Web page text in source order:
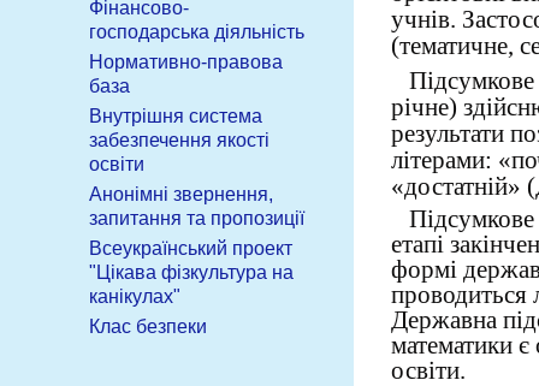
Фінансово-
господарська діяльність
Нормативно-правова
база
Внутрішня система
забезпечення якості
освіти
Анонімні звернення,
запитання та пропозиції
Всеукраїнський проект
"Цікава фізкультура на
канікулах"
Клас безпеки
учнів.
(тематичне,
Підсумкове
річне)
результати
літерами:
Підсумкове
етапі
формі
проводиться
Державна
математики є
освіти.